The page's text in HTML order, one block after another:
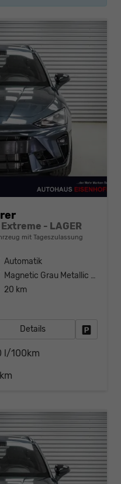
- LAGER
mit Tageszulassung
Automatik
Magnetic Grau Metallic (S7)
20 km
Details
l/100km